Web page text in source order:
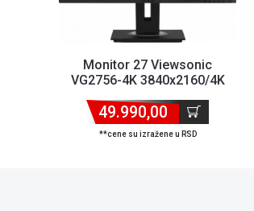
Monitor 27 Viewsonic
VG2756-4K 3840x2160/4K
49.990,00
**cene su izražene u RSD